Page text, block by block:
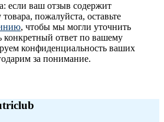
если ваш отзыв содержит
пожалуйста, оставьте
, чтобы мы могли уточнить
конкретный ответ по вашему
конфиденциальность ваших
за понимание.